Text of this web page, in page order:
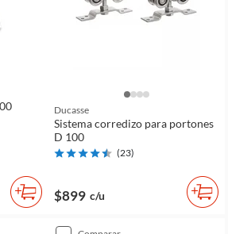
Ducasse
Sistema corredizo para portones
D 100
(23)
$899 c/u